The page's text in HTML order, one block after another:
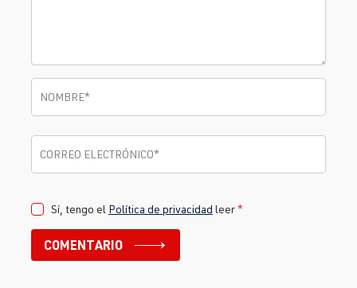
NOMBRE*
CORREO ELECTRÓNICO*
Sí, tengo el Política de privacidad leer*
COMENTARIO